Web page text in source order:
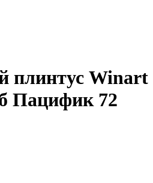
плинтус Winart
Пацифик 72